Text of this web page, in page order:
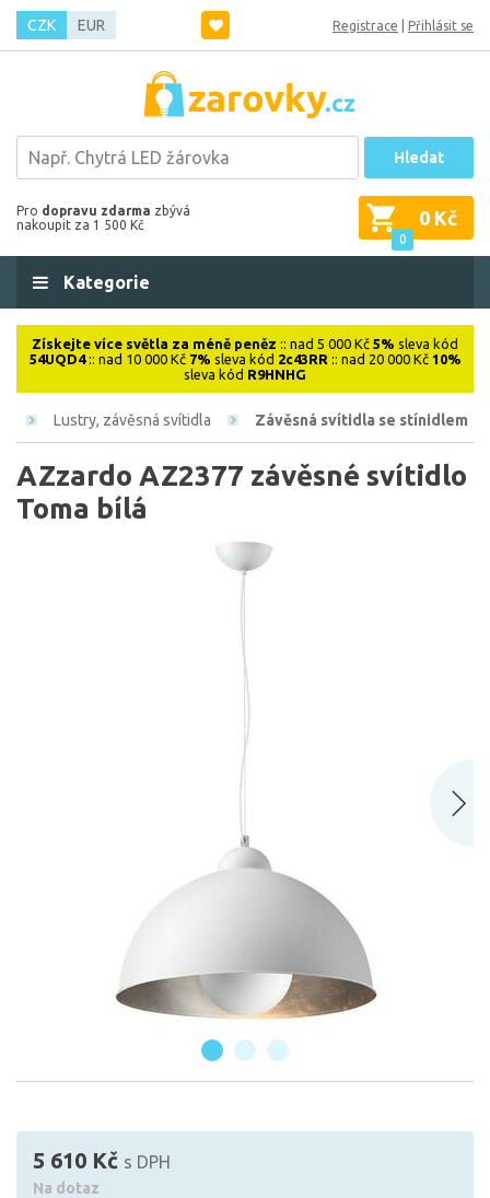
CZK EUR Registrace Přihlásit se
Hledat
Pro dopravu zdarma zbývá
nakoupit za 1 500 Kč
0
0 Kč
Kategorie
Získejte více světla za méně peněz :: nad 5 000 Kč 5% sleva kód
54UQD4:: nad 10 000 Kč 7% sleva kód 2c43RR :: nad 20 000 Kč 10%
sleva kód R9HNHG
Lustry, závěsná svítidla Závěsná svítidla se stínidlem
AZzardo AZ2377 závěsné svítidlo
Toma bílá
5 610 Kč s DPH
Na dotaz